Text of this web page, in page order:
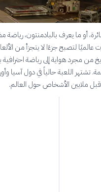
أو ما يعرف بالبادمنتون،
عالميًا لتصبح جزءًا لا يتجزأ من
من مجرد هواية إلى رياضة
تشتهر اللعبة حالياً في دول آسيا
ملايين الأشخاص حول العالم.